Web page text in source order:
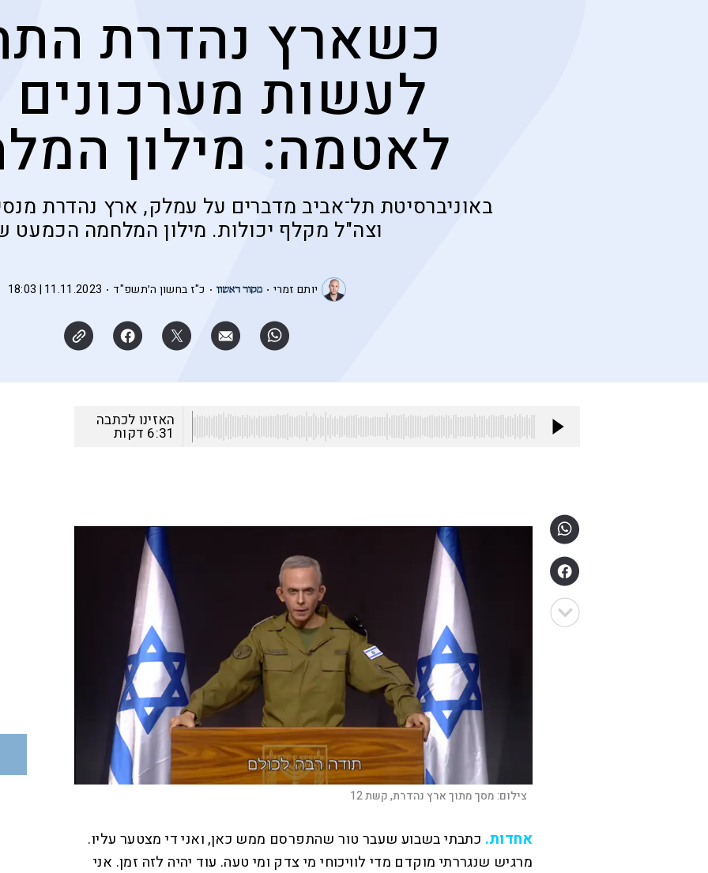
כשארץ נהדרת
לעשות
לאטמה: מילון
באוניברסיטת תל־אביב מדברים על עמלק, ארץ נהדרת
וצה"ל מקלף יכולות. מילון המלחמה הכמעט
יותם זמרי כ"ז בחשון ה׳תשפ"ד 11.11.2023 | 18:03
האזינו לכתבה
6:31 דקות
צילום:מסך מתוך ארץ נהדרת, קשת 12
אחדות. כתבתי בשבוע שעבר טור שהתפרסם ממש כאן, ואני די מצטער עליו.
מרגיש שנגררתי מוקדם מדי לוויכוחי מי צדק ומי טעה. עוד יהיה לזה זמן. אני